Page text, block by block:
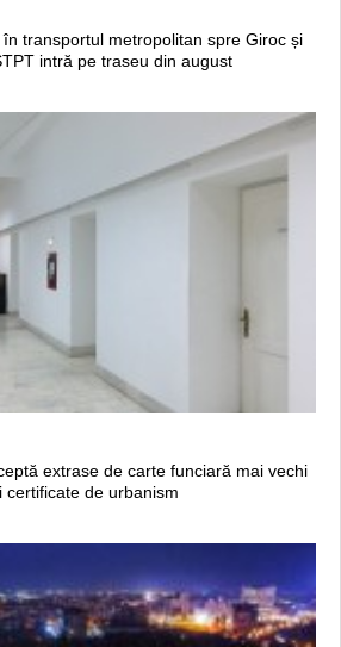
transportul metropolitan spre Giroc și
intră pe traseu din august
extrase de carte funciară mai vechi
certificate de urbanism